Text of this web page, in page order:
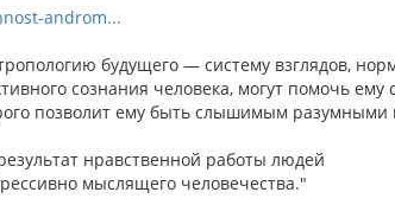
androm...
будущего — систему взглядов,
сознания человека, могут помочь
позволит ему быть слышимым
нравственной работы людей
мыслящего человечества."